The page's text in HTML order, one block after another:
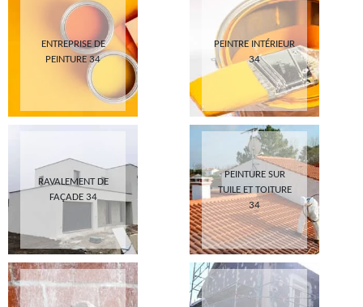
ENTREPRISE DE
PEINTURE 34
PEINTRE INTÉRIEUR
34
RAVALEMENT DE
FAÇADE 34
PEINTURE SUR
TUILE ET TOITURE
34